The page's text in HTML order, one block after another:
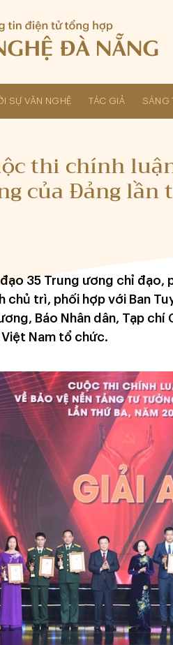
SỰ VĂN NGHỆ TÁC GIẢ SÁNG
thi chính
của Đảng lần
35 Trung ương chỉ đạo,
chủ trì, phối hợp với Ban
Báo Nhân dân, Tạp chí
Việt Nam tổ chức.